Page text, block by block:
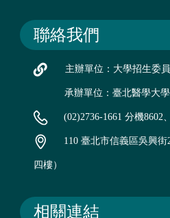
聯絡我們
主辦單位：大學招生委
承辦單位：臺北醫學大學
(02)2736-1661 分機8602
110 臺北市信義區吳興
四樓）
相關連結